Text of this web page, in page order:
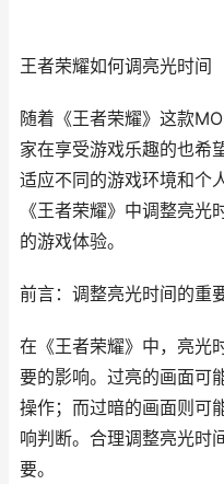
王者荣耀如何调亮光时间
随着《王者荣耀》这款
家在享受游戏乐趣的也希
适应不同的游戏环境和个
《王者荣耀》中调整亮
的游戏体验。
前言：调整亮光时间的重
在《王者荣耀》中，亮光
要的影响。过亮的画面可
操作；而过暗的画面则可
响判断。合理调整亮光时
要。